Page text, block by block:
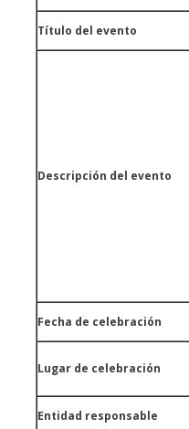
Título del evento
Descripción del evento
Fecha de celebración
Lugar de celebración
Entidad responsable